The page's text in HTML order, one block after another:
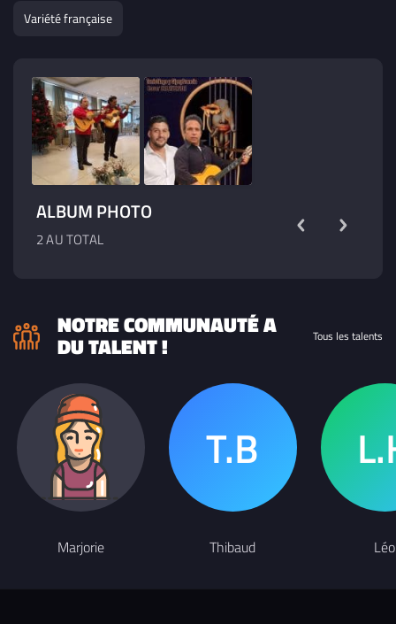
splendeur et ne pas triché avec le public
Variété française
ALBUM PHOTO
2 AU TOTAL
NOTRE COMMUNAUTÉ A
DU TALENT ! Tous les talents
Marjorie Thibaud Léo